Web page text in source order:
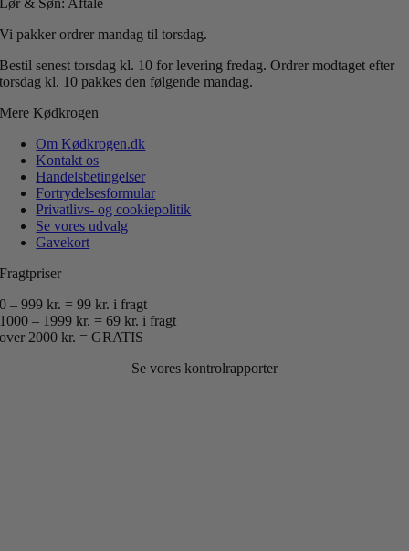
Vi pakker ordrer mandag til torsdag.
Bestil senest torsdag kl. 10 for levering fredag.Ordrer modtaget efter
torsdag kl. 10 pakkes den følgende mandag.
Mere Kødkrogen
Om Kødkrogen.dk
Kontakt os
Handelsbetingelser
Fortrydelsesformular
Privatlivs- og cookiepolitik
Se vores udvalg
Gavekort
Fragtpriser
0 – 999 kr. = 99 kr. i fragt
1000 – 1999 kr. = 69 kr. i fragt
over 2000 kr. = GRATIS
Se vores kontrolrapporter